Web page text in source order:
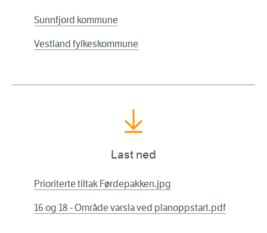
Sunnfjord kommune
Vestland fylkeskommune
Last ned
Prioriterte tiltak Førdepakken.jpg
16 og 18 - Område varsla ved planoppstart.pdf